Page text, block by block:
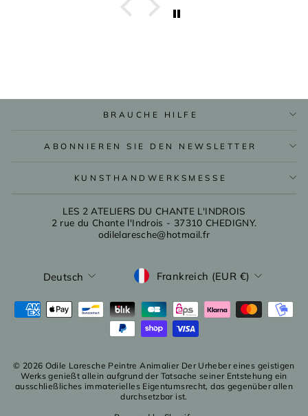
BRAUCHE HILFE
ABONNIEREN SIE DEN NEWSLETTER
KUNSTHANDWERKSMESSE
LES 2 ATELIERS DU CHANTE L'INDROIS
2 rue du Chante l'Indrois - 37310 CHEDIGNY.
odilelaresche@hotmail.fr
SPRACHE
Deutsch WÄHRUNG
Frankreich (EUR €)
© 2026 Odile Laresche Peintre Animalier Der Urheber eines geistigen
Werks genießt allein aufgrund der Tatsache seiner Entstehung ein
ausschließliches immaterielles Eigentumsrecht, das gegenüber allen
durchsetzbar ist.